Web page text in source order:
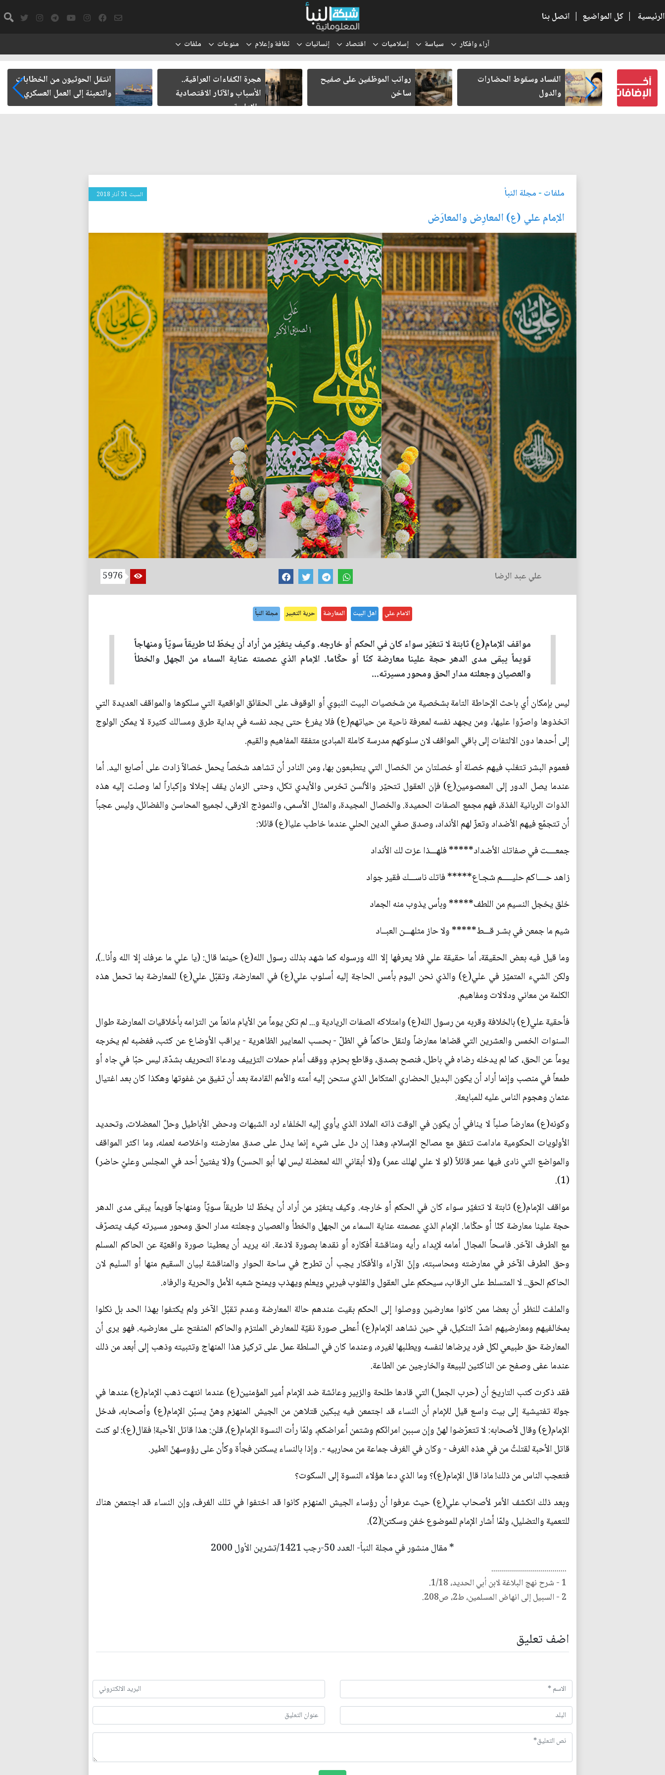
الرئيسية | كل المواضيع | اتصل بنا
آراء وافكار سياسة إسلاميات اقتصاد إنسانيات ثقافة وإعلام منوعات ملفات
كتب لنفسه
الفساد وسقوط الحضارات
والدول
رواتب الموظفين على صفيح
ساخن
هجرة الكفاءات العراقية..
الأسباب والآثار الاقتصادية
والإدارية
انتقل الحوثيون من الخطابات
والتعبئة إلى العمل العسكري
ملفات - مجلة النبأ السبت 31 آذار 2018
الإمام علي (ع) المعارِض والمعارَض
علي عبد الرضا 5976
الامام علي اهل البيت المعارضة حرية التعبير مجلة النبأ
مواقف الإمام(ع) ثابتة لا تتغيّر سواء كان في الحكم أو خارجه. وكيف يتغيّر من أراد أن يخطّ لنا طريقاً سويّاً ومنهاجاً
قويماً يبقى مدى الدهر حجة علينا معارضة كنّا أو حكّاما. الإمام الذي عصمته عناية السماء من الجهل والخطأ
والعصيان وجعلته مدار الحق ومحور مسيرته...
ليس بإمكان أي باحث الإحاطة التامة بشخصية من شخصيات البيت النبوي أو الوقوف على الحقائق الواقعية التي سلكوها والمواقف العديدة التي
اتخذوها واصرّوا عليها، ومن يجهد نفسه لمعرفة ناحية من حياتهم(ع) فلا يفرغ حتى يجد نفسه في بداية طرق ومسالك كثيرة لا يمكن الولوج
إلى أحدها دون الالتفات إلى باقي المواقف لان سلوكهم مدرسة كاملة المبادئ متفقة المفاهيم والقيم.
فعموم البشر تتغلب فيهم خصلة أو خصلتان من الخصال التي يتطبعون بها، ومن النادر أن تشاهد شخصاً يحمل خصالاً زادت على أصابع اليد. أما
عندما يصل الدور إلى المعصومين(ع) فإن العقول تتحيّر والألسن تخرس والأيدي تكل، وحتى الزمان يقف إجلالا وإكباراً لما وصلت إليه هذه
الذوات الربانية الفذة، فهم مجمع الصفات الحميدة. والخصال المجيدة، والمثال الأسمى، والنموذج الارقى، لجميع المحاسن والفضائل، وليس عجباً
أن تتجمّع فيهم الأضداد وتعزّ لهم الأنداد، وصدق صفي الدين الحلي عندما خاطب عليا(ع) قائلا:
جمعــــت في صفاتك الأضداد***** فلهـــذا عزت لك الأنداد
زاهد حــــاكم حليـــــم شجـاع***** فاتك ناســـك فقير جواد
خلق يخجل النسيم من اللطف***** وبأس يذوب منه الجماد
شيم ما جمعن في بشـر قـــط***** ولا حاز مثلهـــن العبــاد
وما قيل فيه بعض الحقيقة، أما حقيقة علي فلا يعرفها إلا الله ورسوله كما شهد بذلك رسول الله(ع) حينما قال: (يا علي ما عرفك إلا الله وأنا..)،
ولكن الشيء المتميّز في علي(ع) والذي نحن اليوم بأمس الحاجة إليه أسلوب علي(ع) في المعارضة، وتقبّل علي(ع) للمعارضة بما تحمل هذه
الكلمة من معاني ودلالات ومفاهيم.
فأحقية علي(ع) بالخلافة وقربه من رسول الله(ع) وامتلاكه الصفات الريادية و... لم تكن يوماً من الأيام مانعاً من التزامه بأخلاقيات المعارضة طوال
السنوات الخمس والعشرين التي قضاها معارضاً ولنقل حاكماً في الظلّ - بحسب المعايير الظاهرية - يراقب الأوضاع عن كثب، فغضبه لم يخرجه
يوماً عن الحق، كما لم يدخله رضاه في باطل، فنصح بصدق، وقاطع بحزم، ووقف أمام حملات التزييف ودعاة التحريف بشدّة، ليس حبّا في جاه أو
طمعاً في منصب وإنما أراد أن يكون البديل الحضاري المتكامل الذي ستحن إليه أمته والأمم القادمة بعد أن تفيق من غفوتها وهكذا كان بعد اغتيال
عثمان وهجوم الناس عليه للمبايعة.
وكونه(ع) معارضاً صلباً لا ينافي أن يكون في الوقت ذاته الملاذ الذي يأوي إليه الخلفاء لرد الشبهات ودحض الأباطيل وحلّ المعضلات، وتحديد
الأولويات الحكومية مادامت تتفق مع مصالح الإسلام، وهذا إن دل على شيء إنما يدل على صدق معارضته واخلاصه لعمله، وما اكثر المواقف
والمواضع التي نادى فيها عمر قائلاً (لو لا علي لهلك عمر) و(لا أبقاني الله لمعضلة ليس لها أبو الحسن) و(لا يفتينّ أحد في المجلس وعليّ حاضر)
(1).
مواقف الإمام(ع) ثابتة لا تتغيّر سواء كان في الحكم أو خارجه. وكيف يتغيّر من أراد أن يخطّ لنا طريقاً سويّاً ومنهاجاً قويماً يبقى مدى الدهر
حجة علينا معارضة كنّا أو حكّاما. الإمام الذي عصمته عناية السماء من الجهل والخطأ والعصيان وجعلته مدار الحق ومحور مسيرته كيف يتصرّف
مع الطرف الآخر. فاسحاً المجال أمامه لإبداء رأيه ومناقشة أفكاره أو نقدها بصورة لاذعة. انه يريد أن يعطينا صورة واقعيّة عن الحاكم المسلم
وحق الطرف الآخر في معارضته ومحاسبته، وإنّ الآراء والأفكار يجب أن تطرح في ساحة الحوار والمناقشة لبيان السقيم منها أو السليم لان
الحاكم الحق.. لا المتسلط على الرقاب، سيحكم على العقول والقلوب فيربي ويعلم ويهذب ويمنح شعبه الأمل والحرية والرفاه.
والملفت للنظر أن بعضا ممن كانوا معارضين ووصلوا إلى الحكم بقيت عندهم حالة المعارضة وعدم تقبّل الآخر ولم يكتفوا بهذا الحد بل نكلوا
بمخالفيهم ومعارضيهم اشدّ التنكيل، في حين نشاهد الإمام(ع) أعطى صورة نقيّة للمعارض الملتزم والحاكم المنفتح على معارضيه. فهو يرى أن
المعارضة حق طبيعي لكل فرد يرضاها لنفسه ويطلبها لغيره، وعندما كان في السلطة عمل على تركيز هذا المنهاج وتثبيته وذهب إلى أبعد من ذلك
عندما عفى وصفح عن الناكثين للبيعة والخارجين عن الطاعة.
فقد ذكرت كتب التاريخ أن (حرب الجمل) التي قادها طلحة والزبير وعائشة ضد الإمام أمير المؤمنين(ع) عندما انتهت ذهب الإمام(ع) عندها في
جولة تفتيشية إلى بيت واسع قيل للإمام أن النساء قد اجتمعن فيه يبكين قتلاهن من الجيش المنهزم وهنّ يسبّن الإمام(ع) وأصحابه، فدخل
الإمام(ع) وقال لأصحابه: لا تتعرّضوا لهنّ وإن سببن امرائكم وشتمن أعراضكم، ولمّا رأت النسوة الإمام(ع)، قلن: هذا قاتل الأحبة! فقال(ع): لو كنت
قاتل الأحبة لقتلتُ من في هذه الغرف - وكان في الغرف جماعة من محاربيه -. وإذا بالنساء يسكتن فجأة وكأن على رؤوسهنّ الطير.
فتعجب الناس من ذلك! ماذا قال الإمام(ع)؟ وما الذي دعا هؤلاء النسوة إلى السكوت؟
وبعد ذلك انكشف الأمر لأصحاب علي(ع) حيث عرفوا أن رؤساء الجيش المنهزم كانوا قد اختفوا في تلك الغرف، وإن النساء قد اجتمعن هناك
للتعمية والتضليل، ولمّا أشار الإمام للموضوع خفن وسكتن!(2).
* مقال منشور في مجلة النبأ- العدد 50-رجب 1421/تشرين الأول 2000
......................................
1 - شرح نهج البلاغة لابن أبي الحديد، 1/18.
2 - السبيل إلى انهاض المسلمين، ط2، ص208.
اضف تعليق